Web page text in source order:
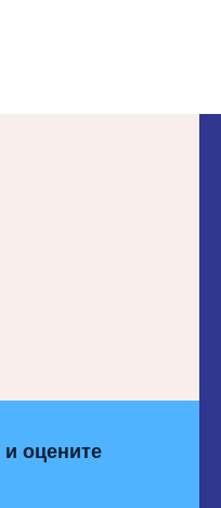
оцените